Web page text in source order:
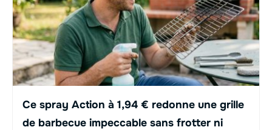
Ce spray Action à 1,94 € redonne une grille
de barbecue impeccable sans frotter ni